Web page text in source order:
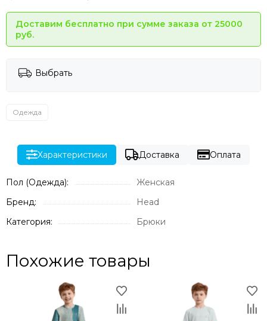
Доставим бесплатно при сумме заказа от 25000
руб.
Выбрать
Одежда
Характеристики Доставка Оплата
Пол (Одежда):
Женская
Бренд:
Head
Категория:
Брюки
Похожие товары